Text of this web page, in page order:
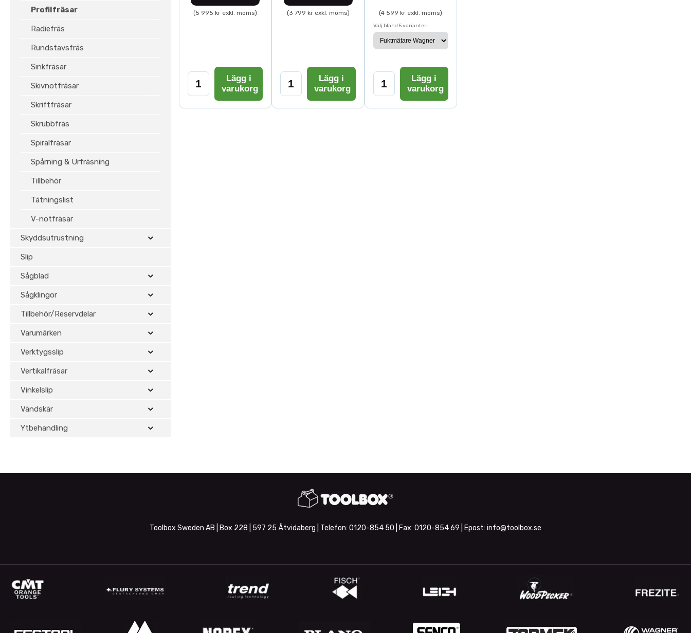
Profilfräsar
Radiefräs
Rundstavsfräs
Sinkfräsar
Skivnotfräsar
Skriftfräsar
Skrubbfräs
Spiralfräsar
Spårning & Urfräsning
Tillbehör
Tätningslist
V-notfräsar
Skyddsutrustning
Slip
Sågblad
Sågklingor
Tillbehör/Reservdelar
Varumärken
Verktygsslip
Vertikalfräsar
Vinkelslip
Vändskär
Ytbehandling
(5 995 kr exkl. moms)
Lägg i
varukorg
(3 799 kr exkl. moms)
Lägg i
varukorg
(4 599 kr exkl. moms)
Välj bland 5 varianter:
Lägg i
varukorg
Toolbox Sweden AB | Box 228 | 597 25 Åtvidaberg | Telefon: 0120-854 50 | Fax: 0120-854 69 | Epost: info@toolbox.se